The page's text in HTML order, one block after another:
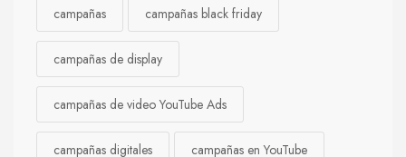
campañas campañas black friday
campañas de display
campañas de video YouTube Ads
campañas digitales campañas en YouTube